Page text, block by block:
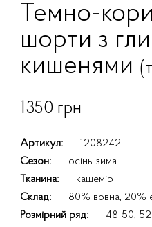
Темно-
шорти з
кишенями
1350 грн
Артикул:
1208242
Сезон:
осінь-зима
Тканина:
кашемір
Склад:
80% вовна, 20%
Розмірний ряд:
48-50,